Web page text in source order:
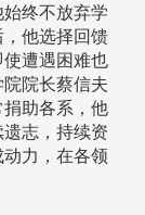
终不放弃学
他选择回馈
遭遇困难也
院长蔡信夫
助各系，他
志，持续资
力，在各领